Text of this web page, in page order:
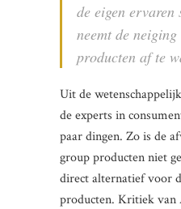
de eigen
neemt de
producten af te
Uit de
de experts in
paar dingen. Zo is de
group producten niet
direct alternatief voor
producten. Kritiek van